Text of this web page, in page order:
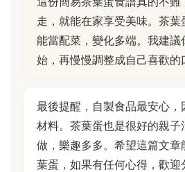
走，就能在家享受美味。茶葉
能當配菜，變化多端。我建議
始，再慢慢調整成自己喜歡的
最後提醒，自製食品最安心
材料。茶葉蛋也是很好的親子
做，樂趣多多。希望這篇文
葉蛋，如果有任何心得，歡迎